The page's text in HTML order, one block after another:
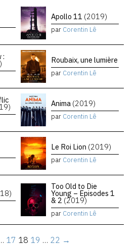
Apollo 11 (2019)
par Corentin Lê
: Roubaix, une lumière
par Corentin Lê
Anima (2019)
par Corentin Lê
Le Roi Lion (2019)
par Corentin Lê
Too Old to Die
Young – Episodes 1
& 2 (2019)
par Corentin Lê
17 18 19 … 22 →